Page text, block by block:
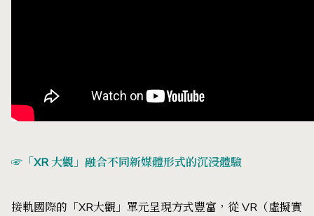
☞「XR 大觀」融合不同新媒體形式的沉浸體驗
接軌國際的「XR大觀」單元呈現方式豐富，從 VR（虛擬實